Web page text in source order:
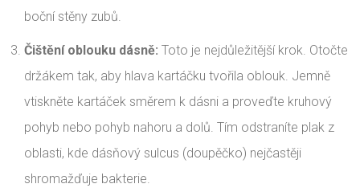
boční stěny zubů.
Čištění oblouku dásně: Toto je nejdůležitější krok. Otočte
držákem tak, aby hlava kartáčku tvořila oblouk. Jemně
vtiskněte kartáček směrem k dásni a proveďte kruhový
pohyb nebo pohyb nahoru a dolů. Tím odstraníte plak z
oblasti, kde dásňový sulcus (doupěčko) nejčastěji
shromažďuje bakterie.